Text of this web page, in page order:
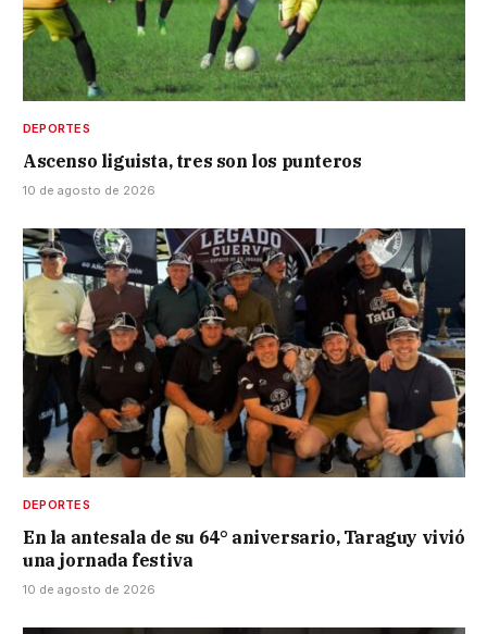
DEPORTES
Ascenso liguista, tres son los punteros
10 de agosto de 2026
DEPORTES
En la antesala de su 64° aniversario, Taraguy vivió
una jornada festiva
10 de agosto de 2026